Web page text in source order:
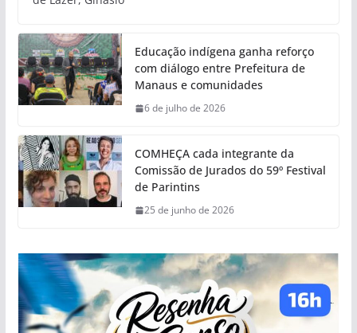
Educação indígena ganha reforço
com diálogo entre Prefeitura de
Manaus e comunidades
6 de julho de 2026
COMHEÇA cada integrante da
Comissão de Jurados do 59º Festival
de Parintins
25 de junho de 2026